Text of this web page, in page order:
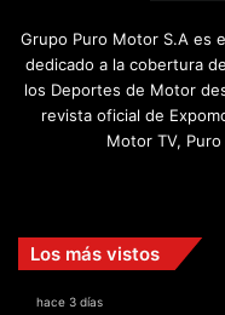
Grupo Puro Motor S.A es
dedicado a la cobertura
los Deportes de Motor
revista oficial de
Motor TV,
Los más vistos
hace 3 días